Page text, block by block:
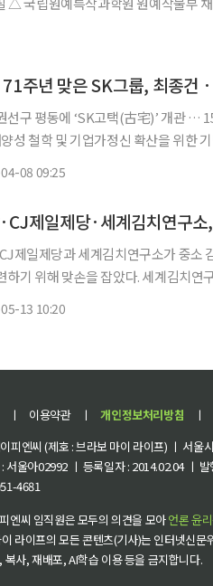
주년 맞은 SK그룹, 최종건
선구 평동에 ‘SK고택(古宅)’ 개관 …
철학 및 기업가정신 확산을 위한 기념관으로 활용 수원시
08 09:25
제일제당과 세계김치연구소가 중소
하기 위해 맞손을 잡았다. 세계김치연
13 10:20
ㅣ 이용약관 ㅣ 개인정보처리방침 ㅣ
피엔씨 (제호 : 브라보 마이 라이프) ㅣ 서
서울아02992 ㅣ 등록일자 : 2014.02.04 ㅣ
4681
엔씨 임직원은 모두의 의견을 모아언론 윤
라이프의 모든 콘텐츠(기사)는 인터넷신
복사, 재배포, AI학습 이용 등을 금지합니다.